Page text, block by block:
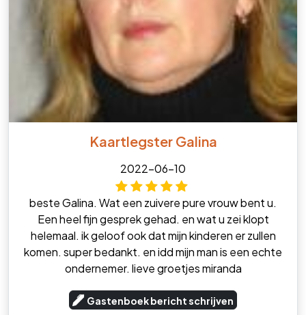
Kaartlegster Galina
2022-06-10
beste Galina. Wat een zuivere pure vrouw bent u.
Een heel fijn gesprek gehad. en wat u zei klopt
helemaal. ik geloof ook dat mijn kinderen er zullen
komen. super bedankt. en idd mijn man is een echte
ondernemer. lieve groetjes miranda
Gastenboek bericht schrijven